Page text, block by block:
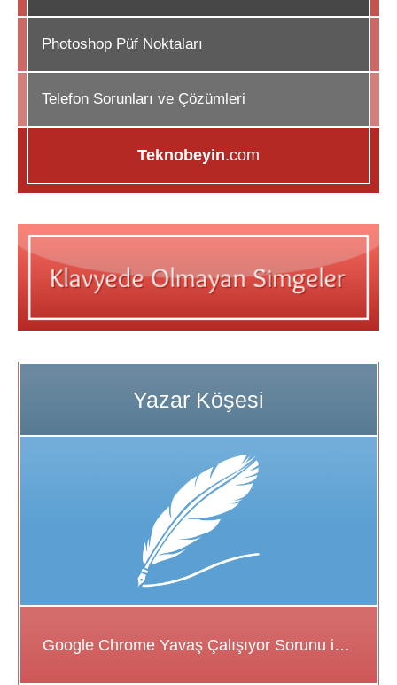
Photoshop Püf Noktaları
Telefon Sorunları ve Çözümleri
Teknobeyin.com
Google Chrome Yavaş Çalışıyor Sorunu için Çözüm Önerileri